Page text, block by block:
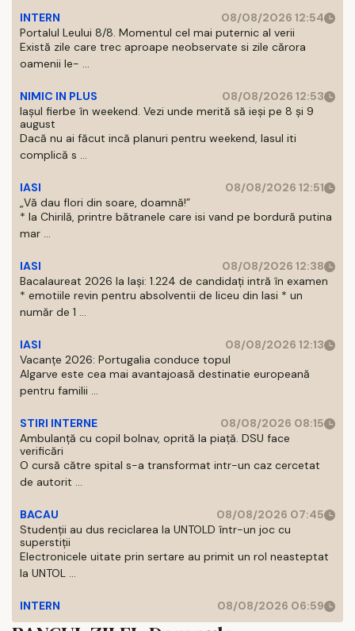
INTERN
08/08/2026 12:54
Portalul Leului 8/8. Momentul cel mai puternic al verii
Există zile care trec aproape neobservate si zile cărora
oamenii le- ...
NIMIC IN PLUS
08/08/2026 12:53
Iașul fierbe în weekend. Vezi unde merită să ieși pe 8 și 9
august
Dacă nu ai făcut incă planuri pentru weekend, Iasul iti
complică s ...
IASI
08/08/2026 12:51
„Vă dau flori din soare, doamnă!”
* la Chirilă, printre bătranele care isi vand pe bordură putina
mar ...
IASI
08/08/2026 12:38
Bacalaureat 2026 la Iași: 1.224 de candidați intră în examen
* emotiile revin pentru absolventii de liceu din Iasi * un
număr de 1 ...
IASI
08/08/2026 12:13
Vacanțe 2026: Portugalia conduce topul
Algarve este cea mai avantajoasă destinatie europeană
pentru familii ...
STIRI INTERNE
08/08/2026 08:15
Ambulanță cu copil bolnav, oprită la piață. DSU face
verificări
O cursă către spital s-a transformat intr-un caz cercetat
de autorit ...
BACAU
08/08/2026 07:45
Studenții au dus reciclarea la UNTOLD într-un joc cu
superstiții
Electronicele uitate prin sertare au primit un rol neasteptat
la UNTOL ...
INTERN 08/08/2026 06:59